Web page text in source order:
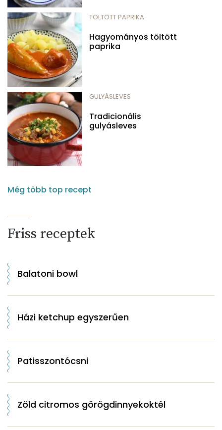
TÖLTÖTT PAPRIKA
Hagyományos töltött
paprika
GULYÁSLEVES
Tradicionális
gulyásleves
Még több top recept
Friss receptek
Balatoni bowl
Házi ketchup egyszerűen
Patisszontócsni
Zöld citromos görögdinnyekoktél